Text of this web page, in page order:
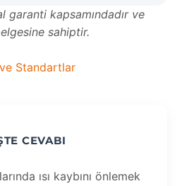
garanti kapsamındadır ve
sahiptir.
Standartlar
CEVABI
ısı kaybını önlemek